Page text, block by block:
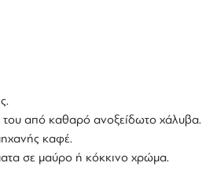
του από καθαρό ανοξείδωτο χάλυβα.
καφέ.
σε μαύρο ή κόκκινο χρώμα.